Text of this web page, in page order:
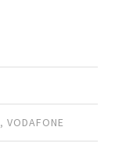
,VODAFONE